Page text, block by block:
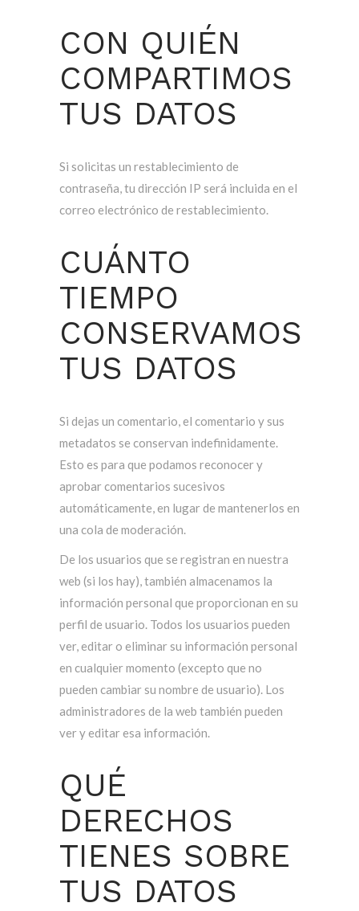
CON QUIÉN
COMPARTIMOS
TUS DATOS
Si solicitas un restablecimiento de
contraseña, tu dirección IP será incluida en el
correo electrónico de restablecimiento.
CUÁNTO
TIEMPO
CONSERVAMOS
TUS DATOS
Si dejas un comentario, el comentario y sus
metadatos se conservan indefinidamente.
Esto es para que podamos reconocer y
aprobar comentarios sucesivos
automáticamente, en lugar de mantenerlos en
una cola de moderación.
De los usuarios que se registran en nuestra
web (si los hay), también almacenamos la
información personal que proporcionan en su
perfil de usuario. Todos los usuarios pueden
ver, editar o eliminar su información personal
en cualquier momento (excepto que no
pueden cambiar su nombre de usuario). Los
administradores de la web también pueden
ver y editar esa información.
QUÉ
DERECHOS
TIENES SOBRE
TUS DATOS